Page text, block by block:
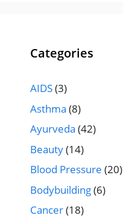
Categories
AIDS(3)
Asthma (8)
Ayurveda (42)
Beauty(14)
Blood Pressure (20)
Bodybuilding(6)
Cancer(18)